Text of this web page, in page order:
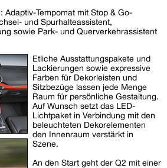
Adaptiv-Tempomat mit Stop & Go-
und Spurhalteassistent,
sowie Park- und Querverkehrassistent
Etliche Ausstattungspakete und
Lackierungen sowie expressive
Farben für Dekorleisten und
Sitzbezüge lassen jede Menge
Raum für persönliche Gestaltung.
Auf Wunsch setzt das LED-
Lichtpaket in Verbindung mit den
beleuchteten Dekorelementen
den Innenraum verstärkt in
Szene.
An den Start geht der Q2 mit einer